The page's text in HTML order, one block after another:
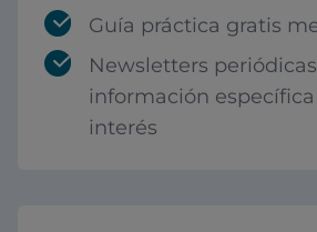
Guía práctica gratis
Newsletters
información
interés